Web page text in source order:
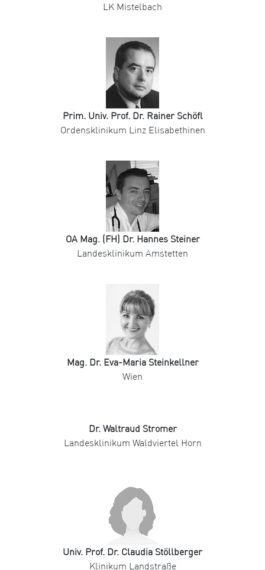
LK Mistelbach
Prim. Univ. Prof. Dr. Rainer Schöfl
Ordensklinikum Linz Elisabethinen
OA Mag. (FH) Dr. Hannes Steiner
Landesklinikum Amstetten
Mag. Dr. Eva-Maria Steinkellner
Wien
Dr. Waltraud Stromer
Landesklinikum Waldviertel Horn
Univ. Prof. Dr. Claudia Stöllberger
Klinikum Landstraße